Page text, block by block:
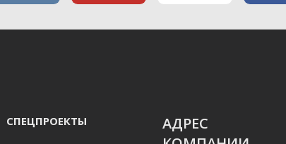
СПЕЦПРОЕКТЫ
АДРЕС